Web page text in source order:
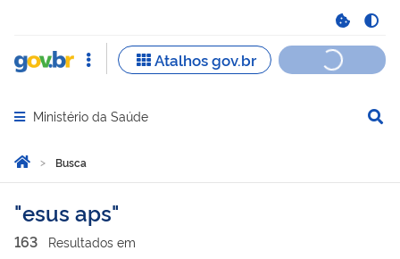
Abrir menu principal de navegação
Ministério da Saúde
Você está aqui:
Página Inicial
Busca
Busca
esus aps
163 Resultados em